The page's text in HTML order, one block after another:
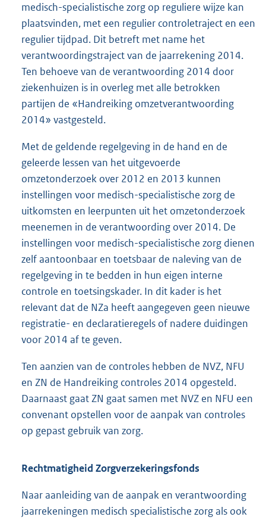
medisch-specialistische zorg op reguliere wijze kan
plaatsvinden, met een regulier controletraject en een
regulier tijdpad. Dit betreft met name het
verantwoordingstraject van de jaarrekening 2014.
Ten behoeve van de verantwoording 2014 door
ziekenhuizen is in overleg met alle betrokken
partijen de «Handreiking omzetverantwoording
2014» vastgesteld.
Met de geldende regelgeving in de hand en de
geleerde lessen van het uitgevoerde
omzetonderzoek over 2012 en 2013 kunnen
instellingen voor medisch-specialistische zorg de
uitkomsten en leerpunten uit het omzetonderzoek
meenemen in de verantwoording over 2014. De
instellingen voor medisch-specialistische zorg dienen
zelf aantoonbaar en toetsbaar de naleving van de
regelgeving in te bedden in hun eigen interne
controle en toetsingskader. In dit kader is het
relevant dat de NZa heeft aangegeven geen nieuwe
registratie- en declaratieregels of nadere duidingen
voor 2014 af te geven.
Ten aanzien van de controles hebben de NVZ, NFU
en ZN de Handreiking controles 2014 opgesteld.
Daarnaast gaat ZN gaat samen met NVZ en NFU een
convenant opstellen voor de aanpak van controles
op gepast gebruik van zorg.
Rechtmatigheid Zorgverzekeringsfonds
Naar aanleiding van de aanpak en verantwoording
jaarrekeningen medisch specialistische zorg als ook